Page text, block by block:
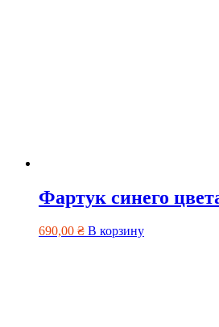
Фартук синего
690,00 ₴ В корзину